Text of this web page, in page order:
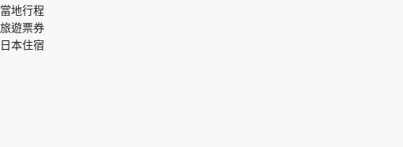
當地行程
旅遊票券
日本住宿